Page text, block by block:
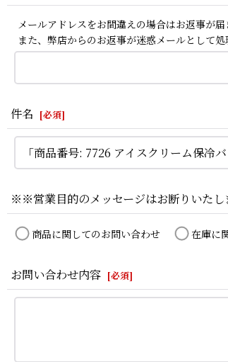
メールアドレスをお間違えの場合はお返事が届
また、弊店からのお返事が迷惑メールとして
件名 [必須]
※※営業目的のメッセージはお断りいた
商品に関してのお問い合わせ 在庫に
お問い合わせ内容 [必須]